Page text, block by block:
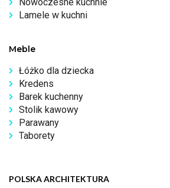
Lamele w kuchni
Meble
Łóżko dla dziecka
Kredens
Barek kuchenny
Stolik kawowy
Parawany
Taborety
POLSKA ARCHITEKTURA